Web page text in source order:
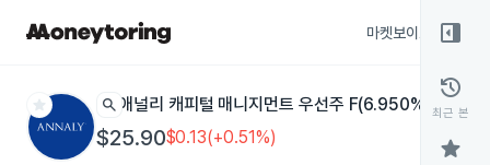
마켓보이스
star search 애널리 캐피털 매니지먼트 우선주 F(6.950% 누적 상
$25.90$0.13(+0.51%)
right_panel_open
history
최근 본
star